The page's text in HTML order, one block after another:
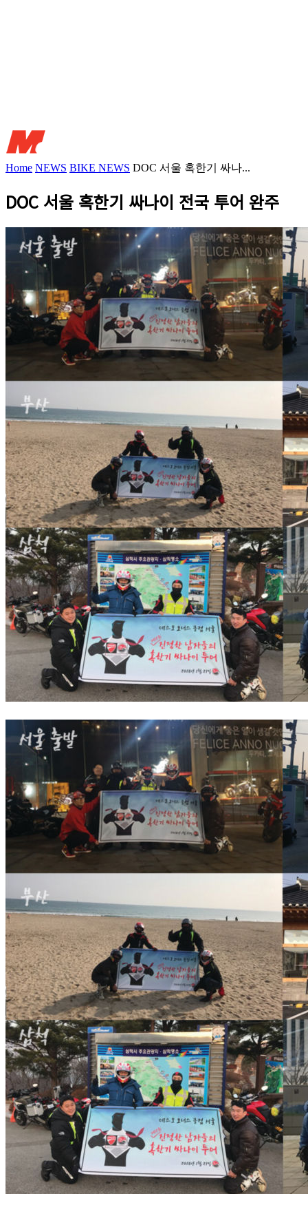
Home NEWS BIKE NEWS DOC 서울 혹한기 싸나...
DOC 서울 혹한기 싸나이 전국 투어 완주